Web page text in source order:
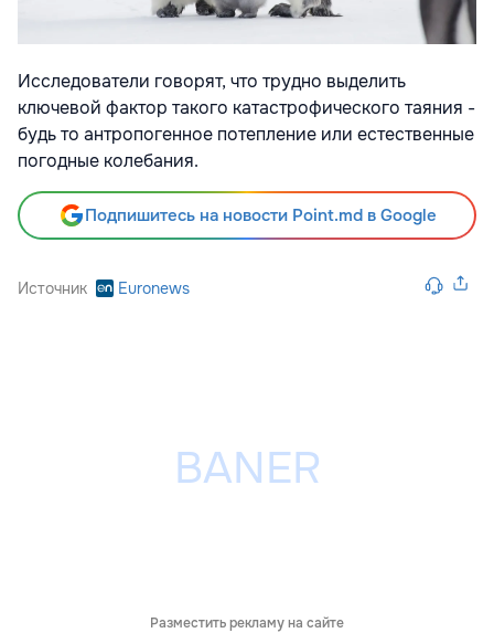
Исследователи говорят, что трудно выделить
ключевой фактор такого катастрофического таяния -
будь то антропогенное потепление или естественные
погодные колебания.
Подпишитесь на новости Point.md в Google
Источник Euronews
Разместить рекламу на сайте